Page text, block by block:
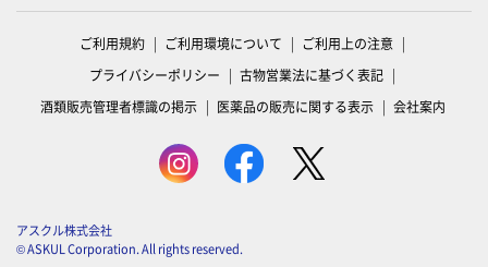
ご利用規約 ご利用環境について
ご利用上の注意
プライバシーポリシー
古物営業法に基づく表記
酒類販売管理者標識の掲示
医薬品の販売に関する表示 会社案内
アスクル株式会社
© ASKUL Corporation. All rights reserved.